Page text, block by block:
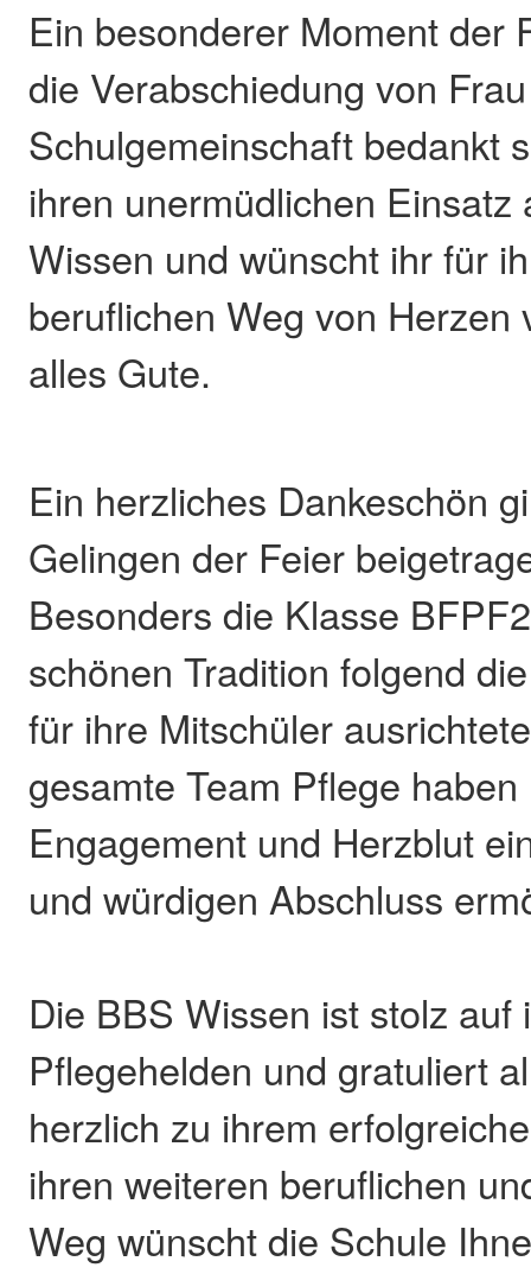
Ein besonderer Moment der
die Verabschiedung von
Schulgemeinschaft bedankt
ihren unermüdlichen Einsatz
Wissen und wünscht ihr für
beruflichen Weg von Herzen
alles Gute.
Ein herzliches Dankeschön
Gelingen der Feier
Besonders die Klasse
schönen Tradition folgend
für ihre Mitschüler
gesamte Team Pflege
Engagement und Herzblut
und würdigen Abschluss
Die BBS Wissen ist stolz auf
Pflegehelden und gratuliert
herzlich zu ihrem
ihren weiteren beruflichen
Weg wünscht die Schule